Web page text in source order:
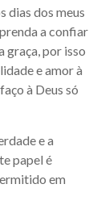
dias dos meus
a confiar
graça, por isso
e amor à
à Deus só
e a
papel é
em